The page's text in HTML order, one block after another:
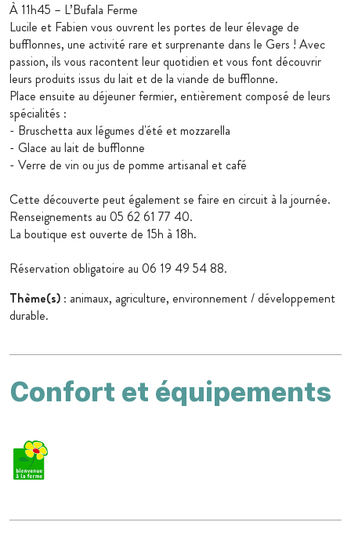
À 11h45 – L’Bufala Ferme
Lucile et Fabien vous ouvrent les portes de leur élevage de
bufflonnes, une activité rare et surprenante dans le Gers ! Avec
passion, ils vous racontent leur quotidien et vous font découvrir
leurs produits issus du lait et de la viande de bufflonne.
Place ensuite au déjeuner fermier, entièrement composé de leurs
spécialités :
- Bruschetta aux légumes d'été et mozzarella
- Glace au lait de bufflonne
- Verre de vin ou jus de pomme artisanal et café
Cette découverte peut également se faire en circuit à la journée.
Renseignements au 05 62 61 77 40.
La boutique est ouverte de 15h à 18h.
Réservation obligatoire au 06 19 49 54 88.
Thème(s) : animaux, agriculture, environnement / développement
durable.
Confort et équipements